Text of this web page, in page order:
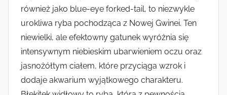
również jako blue-eye forked-tail, to niezwykle
urokliwa ryba pochodząca z Nowej Gwinei. Ten
niewielki, ale efektowny gatunek wyróżnia się
intensywnym niebieskim ubarwieniem oczu oraz
jasnożółtym ciałem, które przyciąga wzrok i
dodaje akwarium wyjątkowego charakteru.